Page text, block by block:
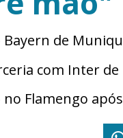
de
com Inter de
Flamengo após